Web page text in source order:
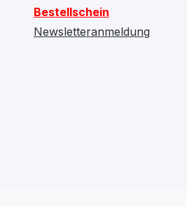
Bestellschein
Newsletteranmeldung